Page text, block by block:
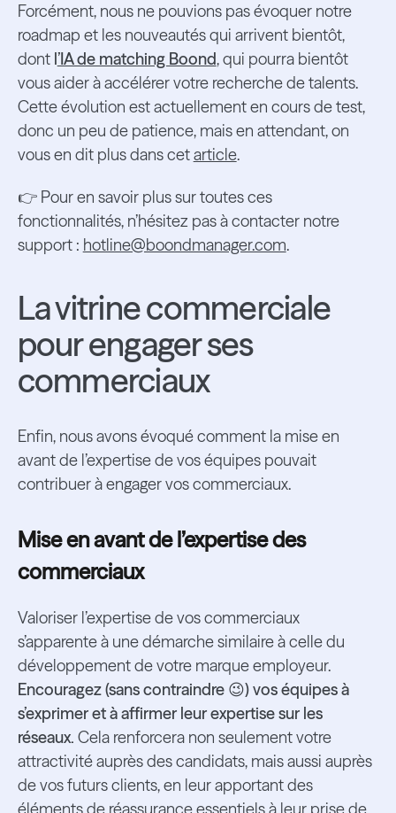
Forcément, nous ne pouvions pas évoquer notre
roadmap et les nouveautés qui arrivent bientôt,
dont l’IA de matching Boond, qui pourra bientôt
vous aider à accélérer votre recherche de talents.
Cette évolution est actuellement en cours de test,
donc un peu de patience, mais en attendant, on
vous en dit plus dans cetarticle.
👉 Pour en savoir plus sur toutes ces
fonctionnalités, n’hésitez pas à contacter notre
support : hotline@boondmanager.com.
La vitrine commerciale
pour engager ses
commerciaux
Enfin, nous avons évoqué comment la mise en
avant de l’expertise de vos équipes pouvait
contribuer à engager vos commerciaux.
Mise en avant de l’expertise des
commerciaux
Valoriser l’expertise de vos commerciaux
s’apparente à une démarche similaire à celle du
développement de votre marque employeur.
Encouragez (sans contraindre 😉) vos équipes à
s’exprimer et à affirmer leur expertise sur les
réseaux. Cela renforcera non seulement votre
attractivité auprès des candidats, mais aussi auprès
de vos futurs clients, en leur apportant des